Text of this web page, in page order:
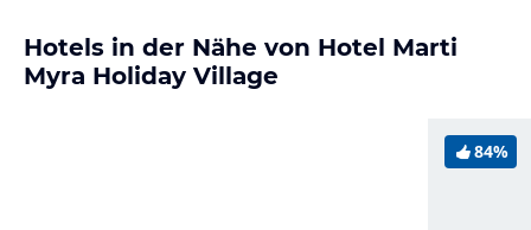
Hotels in der Nähe von Hotel Marti
Myra Holiday Village
84%